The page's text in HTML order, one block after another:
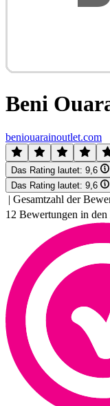
Beni
beniouarainoutlet.com
Das Rating lautet: 9,6
Das Rating lautet: 9,6
| Gesamtzahl der
12 Bewertungen in